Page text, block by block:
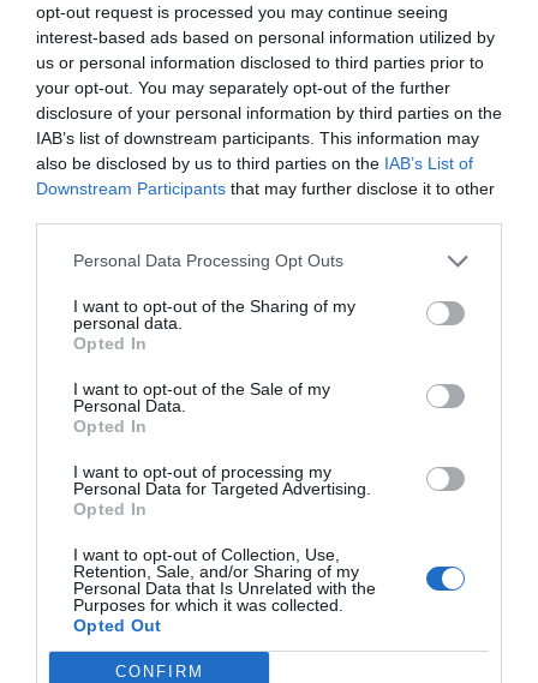
opt-out request is processed you may continue seeing
interest-based ads based on personal information utilized by
us or personal information disclosed to third parties prior to
your opt-out. You may separately opt-out of the further
disclosure of your personal information by third parties on the
IAB’s list of downstream participants. This information may
also be disclosed by us to third parties on the IAB’s List of
Downstream Participants that may further disclose it to other
Personal Data Processing Opt Outs
I want to opt-out of the Sharing of my
personal data.
Opted In
I want to opt-out of the Sale of my
Personal Data.
Opted In
I want to opt-out of processing my
Personal Data for Targeted Advertising.
Opted In
I want to opt-out of Collection, Use,
Retention, Sale, and/or Sharing of my
Personal Data that Is Unrelated with the
Purposes for which it was collected.
Opted Out
CONFIRM
El nuevo fármaco es unoligonucleótico antisentido
conjugado con ligando (LICA, ligand-conjugated
antisense medicine)diseñado para dirigirse de forma
específica y reducir la producción deprecalicreína en el
hígado , interrumpiendo la vía de señalización
involucrada en generar los ataques deAEHen adultos y
adolescentes a partir de 12 años1,2,5,6. La tecnología
utilizada en el diseño del fármaco permite una mayor
especificidad, intervalos de administración más
El tratamiento ha demostrado reducciones
en ensayos clínicos. Los datos de los ensayos
clínicos fase 3OASIS-HAE
extensión) mostraron una reducción media del 81% en
la tasa de ataques media mensual con la administración
del fármaco cada cuatro semanas, y de un 55% con la
administración cada ocho semanas frente a placebo
Más de la mitad (53%) de los pacientes que recibieron la
administración cada cuatro semanas estuvieron libres
de ataques a los seis meses
una reducción superior al 92% en la tasa de ataques